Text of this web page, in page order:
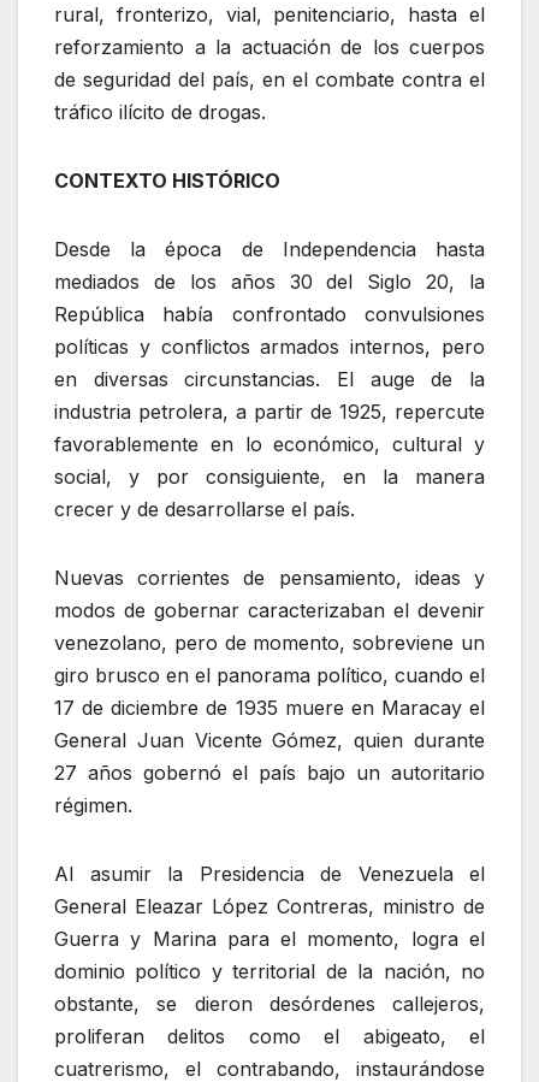
rural, fronterizo, vial, penitenciario, hasta el
reforzamiento a la actuación de los cuerpos
de seguridad del país, en el combate contra el
tráfico ilícito de drogas.
CONTEXTO HISTÓRICO
Desde la época de Independencia hasta
mediados de los años 30 del Siglo 20, la
República había confrontado convulsiones
políticas y conflictos armados internos, pero
en diversas circunstancias. El auge de la
industria petrolera, a partir de 1925, repercute
favorablemente en lo económico, cultural y
social, y por consiguiente, en la manera
crecer y de desarrollarse el país.
Nuevas corrientes de pensamiento, ideas y
modos de gobernar caracterizaban el devenir
venezolano, pero de momento, sobreviene un
giro brusco en el panorama político, cuando el
17 de diciembre de 1935 muere en Maracay el
General Juan Vicente Gómez, quien durante
27 años gobernó el país bajo un autoritario
régimen.
Al asumir la Presidencia de Venezuela el
General Eleazar López Contreras, ministro de
Guerra y Marina para el momento, logra el
dominio político y territorial de la nación, no
obstante, se dieron desórdenes callejeros,
proliferan delitos como el abigeato, el
cuatrerismo, el contrabando, instaurándose